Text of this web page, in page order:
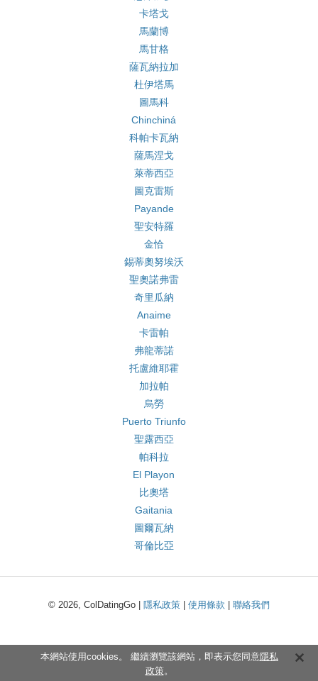
卡塔戈
馬蘭博
馬甘格
薩瓦納拉加
杜伊塔馬
圖馬科
Chinchiná
科帕卡瓦納
薩馬涅戈
萊蒂西亞
圖克雷斯
Payande
聖安特羅
金恰
錫蒂奧努埃沃
聖奧諾弗雷
奇里瓜納
Anaime
卡雷帕
弗龍蒂諾
托盧維耶霍
加拉帕
烏勞
Puerto Triunfo
聖露西亞
帕科拉
El Playon
比奧塔
Gaitania
圖爾瓦納
哥倫比亞
© 2026, ColDatingGo | 隱私政策 使用條款 聯絡我們
本網站使用cookies。 繼續瀏覽該網站，即表示您同意隱私
政策。